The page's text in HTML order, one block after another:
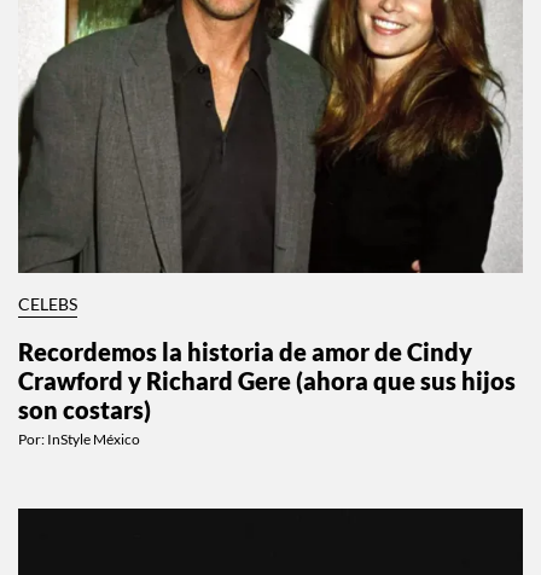
CELEBS
Recordemos la historia de amor de Cindy
Crawford y Richard Gere (ahora que sus hijos
son costars)
Por: InStyle México